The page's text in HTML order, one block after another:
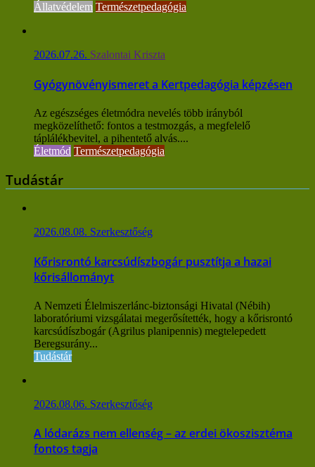
Állatvédelem Természetpedagógia
2026.07.26. Szalontai Kriszta
Gyógynövényismeret a Kertpedagógia képzésen
Az egészséges életmódra nevelés több irányból
megközelíthető: fontos a testmozgás, a megfelelő
táplálékbevitel, a pihentető alvás....
Életmód Természetpedagógia
Tudástár
2026.08.08. Szerkesztőség
Kőrisrontó karcsúdíszbogár pusztítja a hazai
kőrisállományt
A Nemzeti Élelmiszerlánc-biztonsági Hivatal (Nébih)
laboratóriumi vizsgálatai megerősítették, hogy a kőrisrontó
karcsúdíszbogár (Agrilus planipennis) megtelepedett
Beregsurány...
Tudástár
2026.08.06. Szerkesztőség
A lódarázs nem ellenség – az erdei ökoszisztéma
fontos tagja